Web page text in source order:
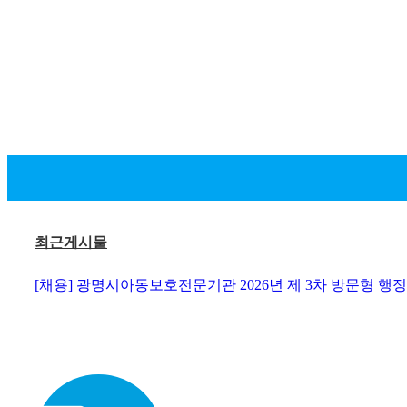
최근게시물
[채용] 광명시아동보호전문기관 2026년 제 3차 방문형 행